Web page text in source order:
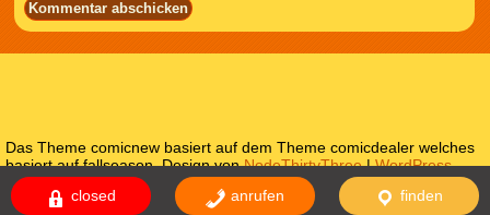
closed anrufen finden
Impressum Datenschutzerklärung
Das Theme comicnew basiert auf dem Theme comicdealer welches
basiert auf fallseason. Design vonNodeThirtyThree|WordPress
Themes